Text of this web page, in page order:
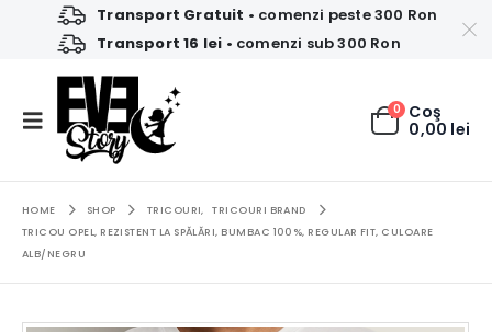
Transport Gratuit • comenzi peste 300 Ron
Transport 16 lei • comenzi sub 300 Ron
0 Coş
0,00 lei
HOME SHOP TRICOURI,
TRICOURI BRAND
TRICOU OPEL, REZISTENT LA SPĂLĂRI, BUMBAC 100%, REGULAR FIT, CULOARE
ALB/NEGRU